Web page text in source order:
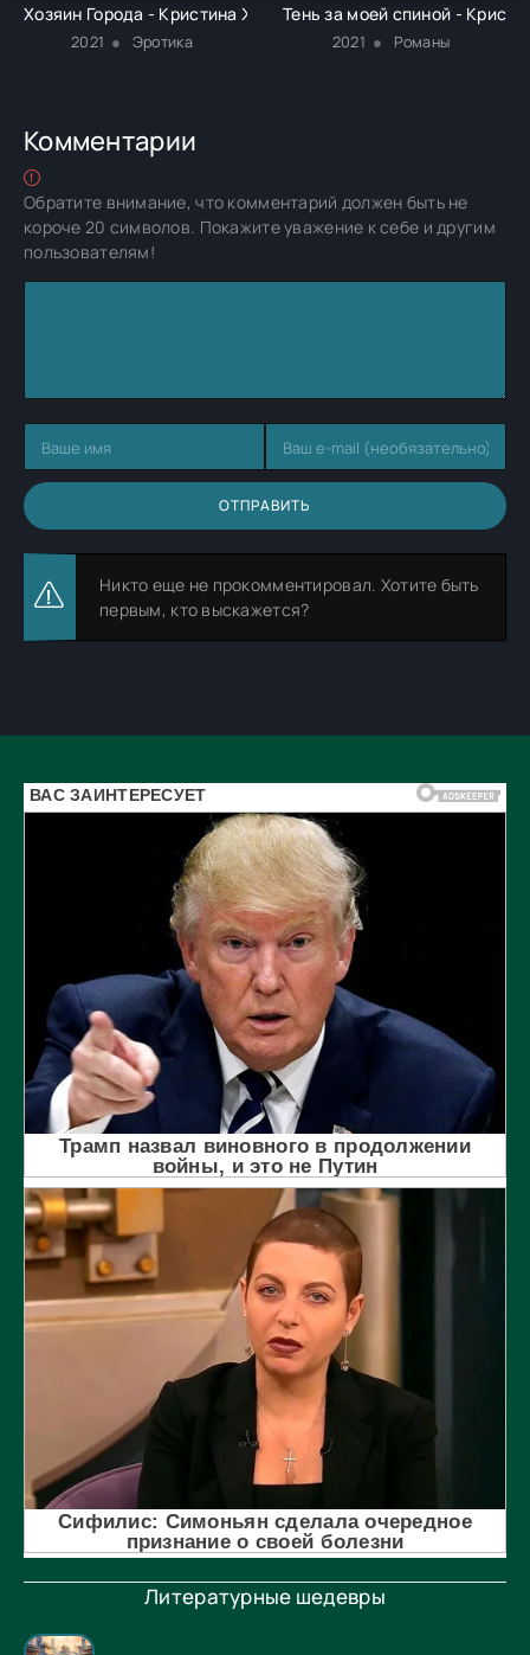
Литературные шедевры
Хозяин Города - Кристина Жиглата
2021 Эротика
Тень за моей спиной -
2021 Романы
Комментарии
Обратите внимание, что комментарий должен быть не
короче 20 символов. Покажите уважение к себе и другим
пользователям!
ОТПРАВИТЬ
Никто еще не прокомментировал. Хотите быть
первым, кто выскажется?